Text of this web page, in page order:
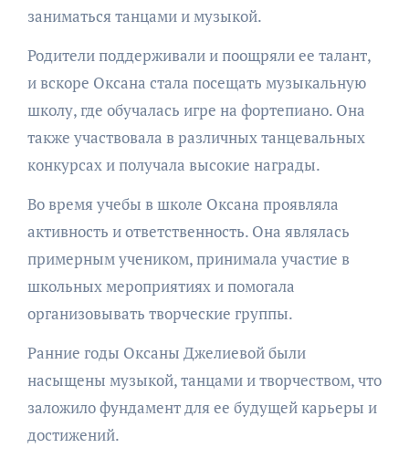
заниматься танцами и музыкой.
Родители поддерживали и поощряли ее талант,
и вскоре Оксана стала посещать музыкальную
школу, где обучалась игре на фортепиано. Она
также участвовала в различных танцевальных
конкурсах и получала высокие награды.
Во время учебы в школе Оксана проявляла
активность и ответственность. Она являлась
примерным учеником, принимала участие в
школьных мероприятиях и помогала
организовывать творческие группы.
Ранние годы Оксаны Джелиевой были
насыщены музыкой, танцами и творчеством, что
заложило фундамент для ее будущей карьеры и
достижений.